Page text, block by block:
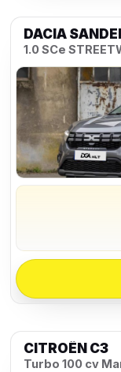
DACIA
1.0 SCe
CITROËN C3
Turbo 100 cv